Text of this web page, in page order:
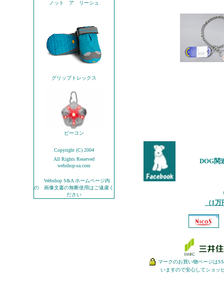
ノット ア リーシュ
グリップトレックス
ビーコン
Copyright (C) 2004
All Rights Reserved
webshop-sa.com
Webshop S&A ホームページ内
の 画像文書の無断使用はご遠慮く
ださい
DOG関
（1
マークのお買い物ページは
いますので安心してショッ